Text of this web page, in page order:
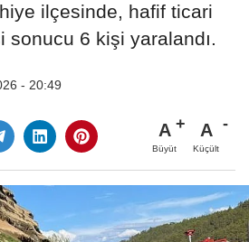
ilçesinde, hafif ticari
sonucu 6 kişi yaralandı.
- 20:49
A
Büyüt
A
Küçült